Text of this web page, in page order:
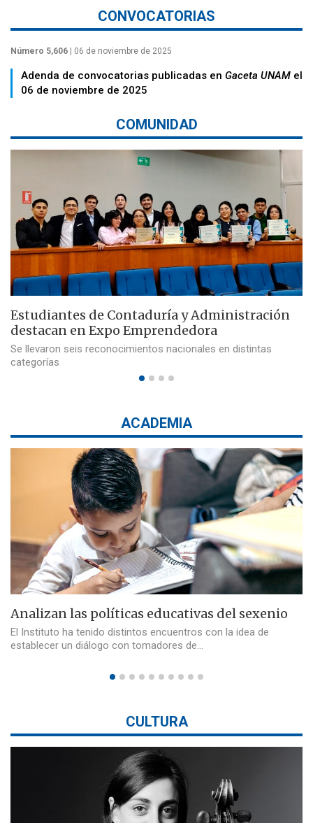
CONVOCATORIAS
Número 5,606 | 06 de noviembre de 2025
Adenda de convocatorias publicadas en Gaceta UNAM el
06 de noviembre de 2025
COMUNIDAD
Estudiantes de Contaduría y Administración
destacan en Expo Emprendedora
Se llevaron seis reconocimientos nacionales en distintas
categorías
ACADEMIA
Analizan las políticas educativas del sexenio
El Instituto ha tenido distintos encuentros con la idea de
establecer un diálogo con tomadores de…
CULTURA